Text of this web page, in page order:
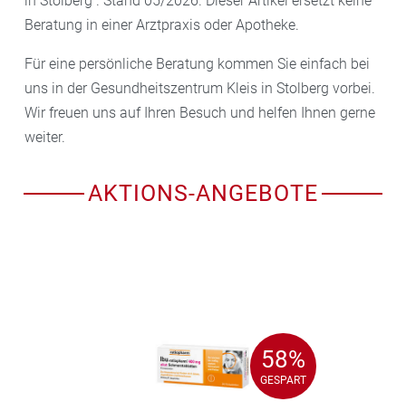
Beratung in einer Arztpraxis oder Apotheke.
Für eine persönliche Beratung kommen Sie einfach bei
uns in der Gesundheitszentrum Kleis in Stolberg vorbei.
Wir freuen uns auf Ihren Besuch und helfen Ihnen gerne
weiter.
AKTIONS-ANGEBOTE
58%
GESPART
58%
GESPART